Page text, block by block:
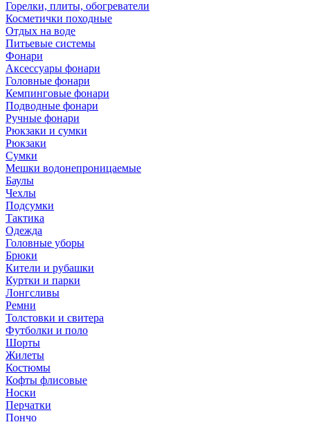
Горелки, плиты, обогреватели
Косметички походные
Отдых на воде
Питьевые системы
Фонари
Аксессуары фонари
Головные фонари
Кемпинговые фонари
Подводные фонари
Ручные фонари
Рюкзаки и сумки
Рюкзаки
Сумки
Мешки водонепроницаемые
Баулы
Чехлы
Подсумки
Тактика
Одежда
Головные уборы
Брюки
Кители и рубашки
Куртки и парки
Лонгсливы
Ремни
Толстовки и свитера
Футболки и поло
Шорты
Жилеты
Костюмы
Кофты флисовые
Носки
Перчатки
Пончо